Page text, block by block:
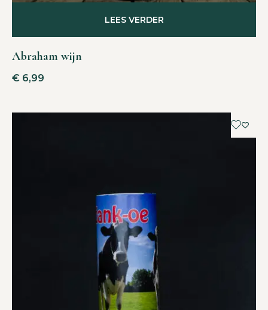
Abraham wijn
€ 6,99
LEES VERDER